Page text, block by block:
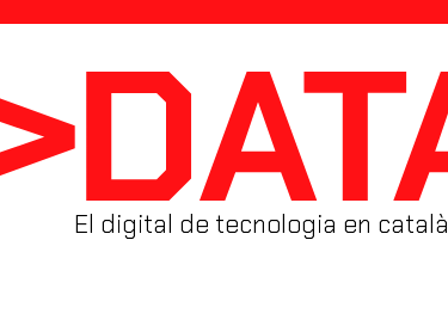
El digital de tecnologia en català